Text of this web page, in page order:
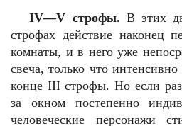
IV—V строфы. В этих
строфах действие наконец
комнаты, и в него уже
свеча, только что
конце IIIстрофы. Но если
за окном постепенно
человеческие персонажи